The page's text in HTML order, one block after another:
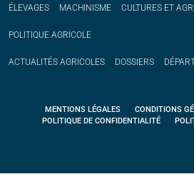
ÉLEVAGES MACHINISME CULTURES ET
POLITIQUE AGRICOLE
ACTUALITÉS AGRICOLES DOSSIERS
MENTIONS LÉGALES
CONDITIONS
POLITIQUE DE CONFIDENTIALITÉ